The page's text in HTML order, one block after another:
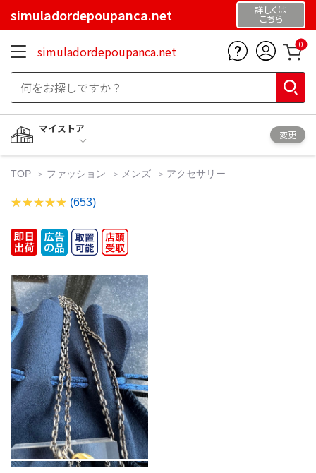
simuladordepoupanca.net 詳しくは
こちら
simuladordepoupanca.net 0
マイストア
変更
TOP ファッション メンズ アクセサリー
(653)